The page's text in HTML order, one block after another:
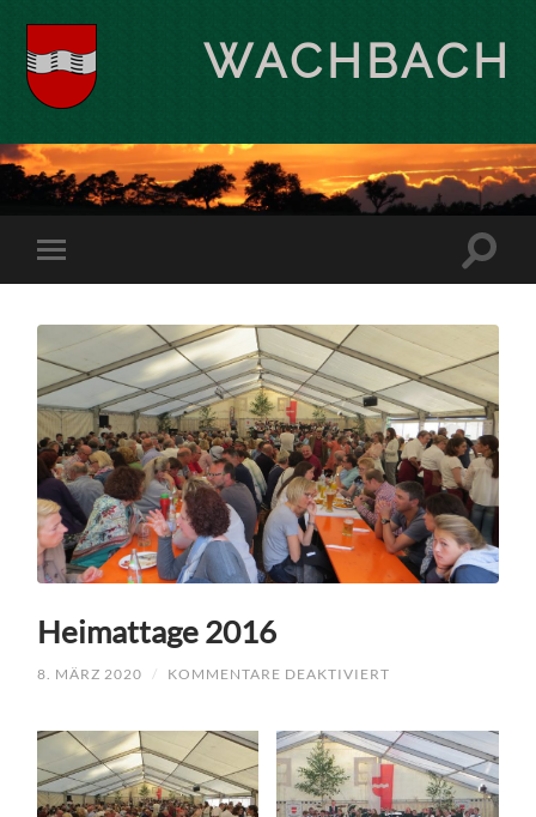
WACHBACH
Heimattage 2016
8. MÄRZ 2020 / KOMMENTARE DEAKTIVIERT